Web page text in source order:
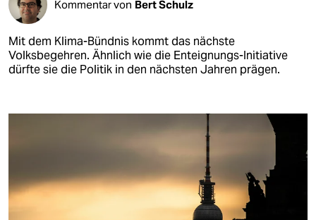
Kommentar von Bert Schulz
Mit dem Klima-Bündnis kommt das nächste
Volksbegehren. Ähnlich wie die Enteignungs-Initiative
dürfte sie die Politik in den nächsten Jahren prägen.